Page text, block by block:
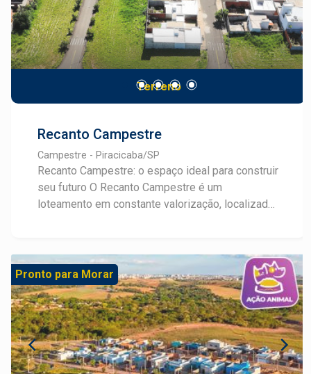
Terreno
Recanto Campestre
Campestre - Piracicaba/SP
Recanto Campestre: o espaço ideal para construir
seu futuro O Recanto Campestre é um
loteamento em constante valorização, localizado
Villa Romana. Um endereço que une tranquilidade,
praticidade e potencial de crescimento. Com 26
lotes disponíveis, o empreendimento oferece
metragens a partir de 200,60 m² (9,55 x 20,97),
chegando a até 315 m², ideais para quem busca
construir com conforto, espaço e liberdade de
projeto. Além disso, o valor competitivo de R$
750,00 por m² torna o Recanto Campestre uma
Pronto para Morar